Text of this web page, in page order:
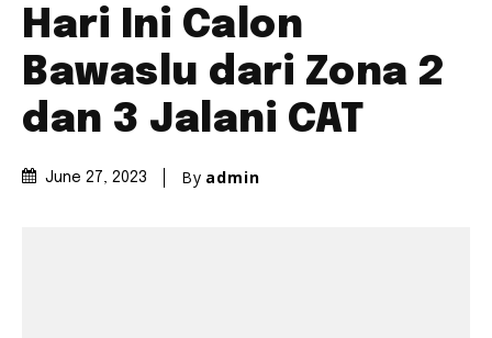
Hari Ini Calon
Bawaslu dari Zona 2
dan 3 Jalani CAT
June 27, 2023 By admin